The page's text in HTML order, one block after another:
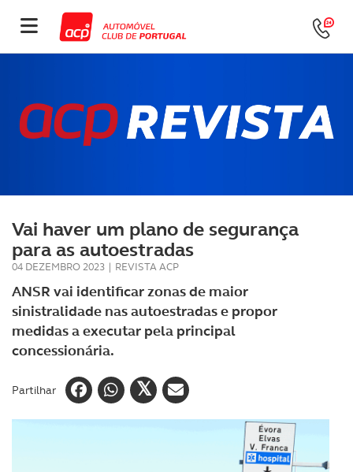
Vai haver um plano de segurança
para as autoestradas
04 DEZEMBRO 2023 | REVISTA ACP
ANSR vai identificar zonas de maior
sinistralidade nas autoestradas e propor
medidas a executar pela principal
concessionária.
Partilhar